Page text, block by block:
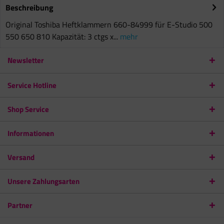
Beschreibung
Original Toshiba Heftklammern 660-84999 für E-Studio 500
550 650 810 Kapazität: 3 ctgs x... mehr
Newsletter
Service Hotline
Shop Service
Informationen
Versand
Unsere Zahlungsarten
Partner